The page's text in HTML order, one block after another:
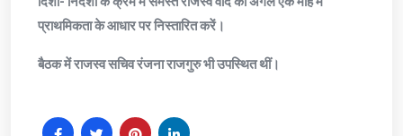
प्राथमिकता के आधार पर निस्तारित करें।
बैठक में राजस्व सचिव रंजना राजगुरु भी उपस्थित थीं।